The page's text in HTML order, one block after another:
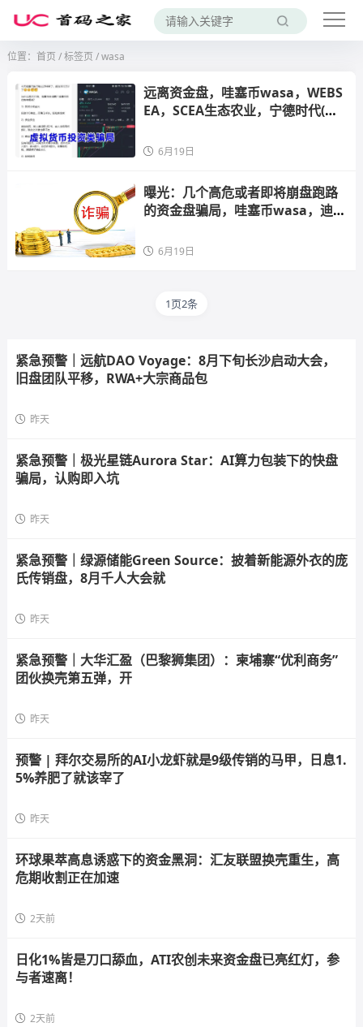
位置： 首页 /标签页 / wasa
远离资金盘，哇塞币wasa，WEBS
EA，‬SCEA生态农业，宁德时代(港
看到请远离！
6月19日
曝光：几个高危或者即将崩盘跑路
的资金盘骗局，哇塞币wasa，迪斯
离！6月19日
1页2条
紧急预警｜远航DAO Voyage：8月下旬长沙启动大会，
旧盘团队平移，RWA+大宗商品包
昨天
紧急预警｜极光星链Aurora Star：AI算力包装下的快盘
骗局，认购即入坑
昨天
紧急预警｜绿源储能Green Source：披着新能源外衣的庞
氏传销盘，8月千人大会就
昨天
紧急预警｜大华汇盈（巴黎狮集团）：柬埔寨“优利商务”
团伙换壳第五弹，开
昨天
预警 | 拜尔交易所的AI小龙虾就是9级传销的马甲，日息1.
5%养肥了就该宰了
昨天
环球果萃高息诱惑下的资金黑洞：汇友联盟换壳重生，高
危期收割正在加速
2天前
日化1%皆是刀口舔血，ATI农创未来资金盘已亮红灯，参
与者速离！
2天前